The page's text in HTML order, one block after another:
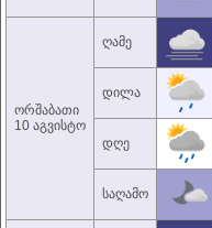
ორშაბათი
10 აგვისტო
ღამე
დილა
დღე
საღამო